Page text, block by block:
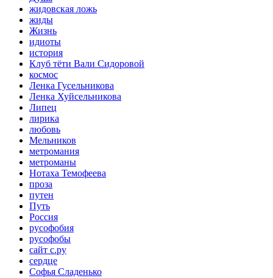
жидовская ложь
жиды
Жизнь
идиоты
история
Клуб тёти Вали Сидоровой
космос
Ленка Гусельникова
Ленка Хуйсельникова
Липец
лирика
любовь
Мельников
метромания
метроманы
Нотаха Темофеева
проза
путен
Путь
Россия
русофобия
русофобы
сайт с.ру
сердце
Софья Сладенько